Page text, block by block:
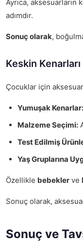
Ayrıca, aksesuarların
adımdır.
Sonuç olarak,
Keskin
Çocuklar için
Yumuşak Kenarlar:
Malzeme Seçimi:
Test Edilmiş
Yaş Gruplarına
Özellikle bebekler ve
Sonuç olarak,
Sonuç ve